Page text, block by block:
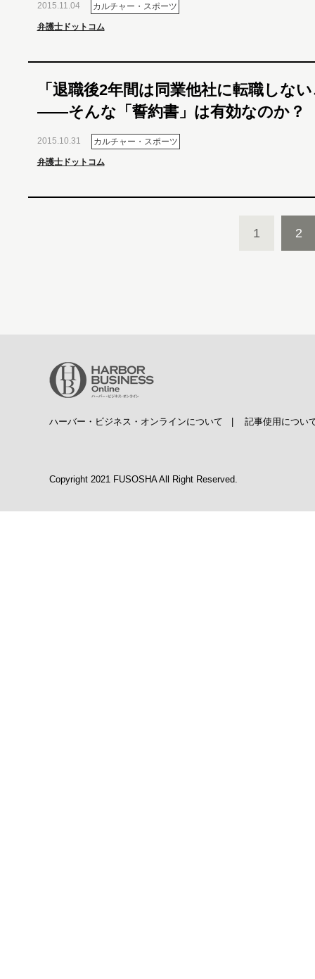
2015.11.04 カルチャー・スポーツ
弁護士ドットコム
「退職後2年間は同業他社に転職しな
――そんな「誓約書」は有効なのか？
2015.10.31 カルチャー・スポーツ
弁護士ドットコム
1 2
ハーバー・ビジネス・オンラインについて 記事使用につい
Copyright 2021 FUSOSHA All Right Reserved.